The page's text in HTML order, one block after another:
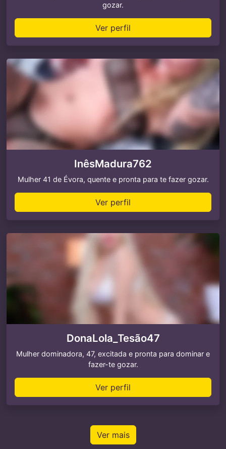
gozar.
Ver perfil
InêsMadura762
Mulher 41 de Évora, quente e pronta para te fazer gozar.
Ver perfil
DonaLola_Tesão47
Mulher dominadora, 47, excitada e pronta para dominar e
fazer-te gozar.
Ver perfil
Ver mais